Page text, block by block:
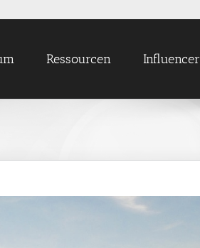
Ressourcen Influencer